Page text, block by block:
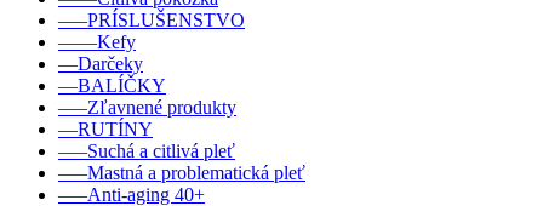
–––PRÍSLUŠENSTVO
––––Kefy
––Darčeky
––BALÍČKY
–––Zľavnené produkty
––RUTÍNY
–––Suchá a citlivá pleť
–––Mastná a problematická pleť
–––Anti-aging 40+